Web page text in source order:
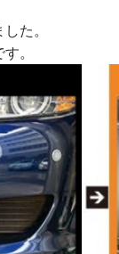
た。
。